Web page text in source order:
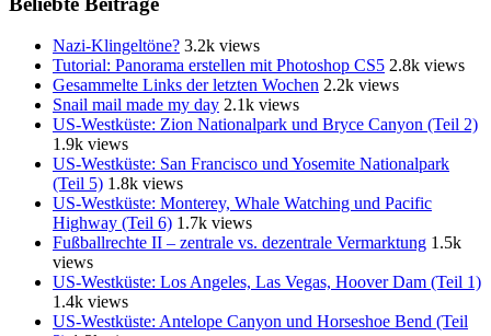
Nazi-Klingeltöne? 3.2k views
Tutorial: Panorama erstellen mit Photoshop CS5 2.8k views
Gesammelte Links der letzten Wochen 2.2k views
Snail mail made my day 2.1k views
US-Westküste: Zion Nationalpark und Bryce Canyon (Teil 2)
1.9k views
US-Westküste: San Francisco und Yosemite Nationalpark
(Teil 5) 1.8k views
US-Westküste: Monterey, Whale Watching und Pacific
Highway (Teil 6) 1.7k views
Fußballrechte II – zentrale vs. dezentrale Vermarktung 1.5k
views
US-Westküste: Los Angeles, Las Vegas, Hoover Dam (Teil 1)
1.4k views
US-Westküste: Antelope Canyon und Horseshoe Bend (Teil